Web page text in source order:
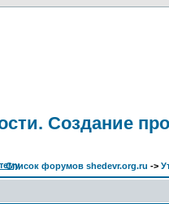
Создание
Список форумов shedevr.org.ru ->